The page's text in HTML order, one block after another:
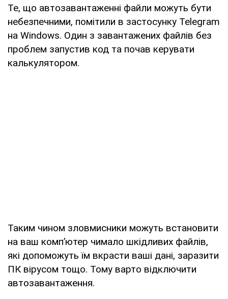
Те, що автозавантаженні файли можуть бути
небезпечними, помітили в застосунку Telegram
на Windows. Один з завантажених файлів без
проблем запустив код та почав керувати
калькулятором.
Таким чином зловмисники можуть встановити
на ваш комп’ютер чимало шкідливих файлів,
які допоможуть їм вкрасти ваші дані, заразити
ПК вірусом тощо. Тому варто відключити
автозавантаження.